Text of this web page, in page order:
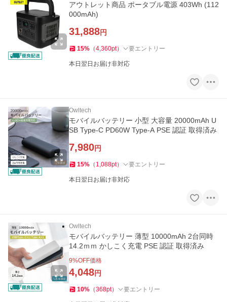
アウトレット商品 ポータブル電源 403Wh (112
000mAh)
31,888円
15% （4,360pt） 要エントリー
本日翌日お届け非対応
Owltech
モバイルバッテリー 小型 大容量 20000mAh U
SB Type-C PD60W Type-A PSE 認証 取得済み
7,980円
15% （ 1,088pt） 要エントリー
本日翌日お届け非対応
Owltech
モバイルバッテリー 薄型 10000mAh 2台同時
14.2ｍｍ かしこく充電 PSE 認証 取得済み
9%OFF価格
4,048円
10% （368pt） 要エントリー